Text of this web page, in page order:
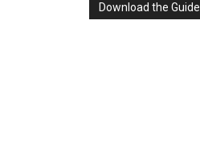
Download the Guide